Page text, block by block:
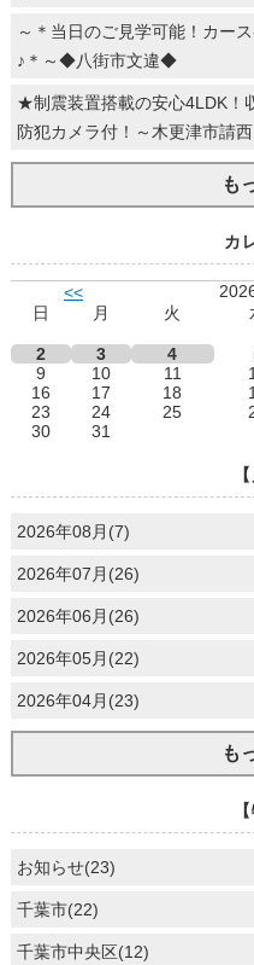
～＊当日のご見学可能！カー
♪＊～◆八街市文違◆
★制震装置搭載の安心4LDK！
防犯カメラ付！～木更津市請西
も
カ
<<
日
月 火
2
3 4
9
10 11
16
17 18
23
24 25
30
31
2026年08月(7)
2026年07月(26)
2026年06月(26)
2026年05月(22)
2026年04月(23)
も
お知らせ(23)
千葉市(22)
千葉市中央区(12)